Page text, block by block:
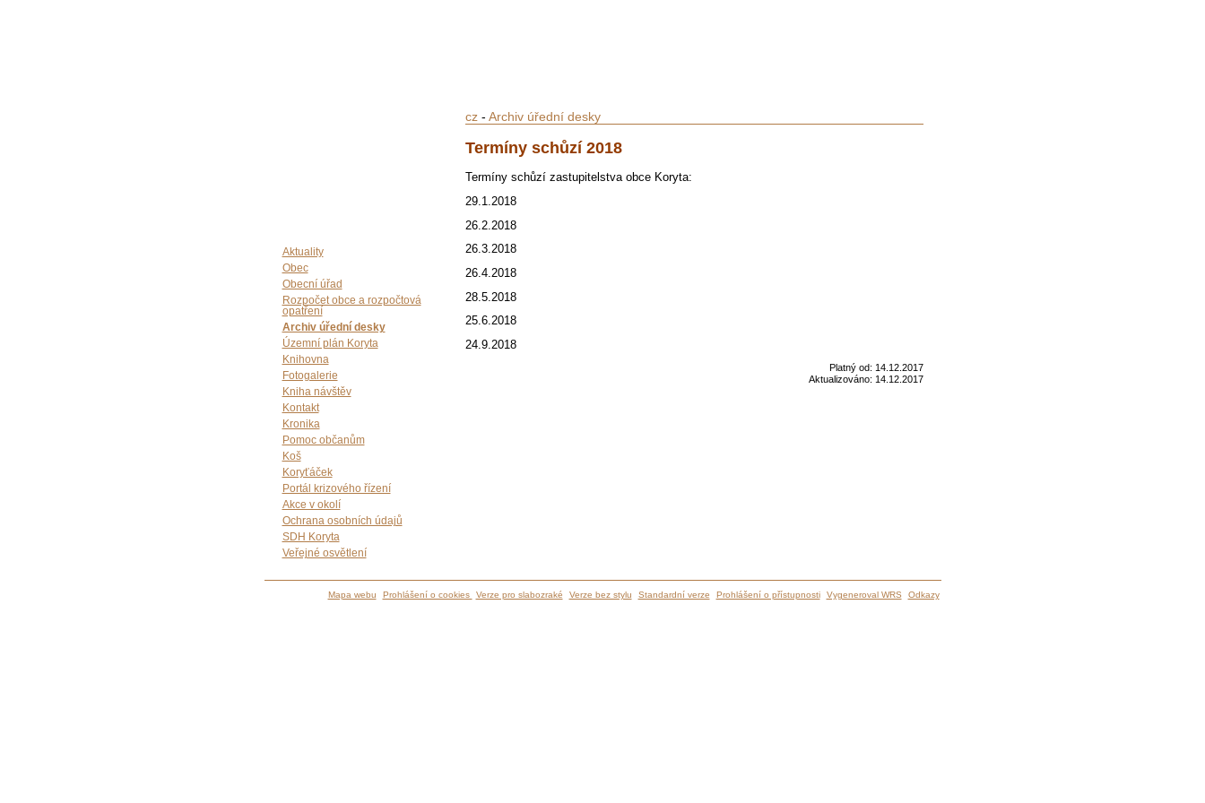
Aktuality
Obec
Obecní úřad
Rozpočet obce a rozpočtová
opatření
Archiv úřední desky
Územní plán Koryta
Knihovna
Fotogalerie
Kniha návštěv
Kontakt
Kronika
Pomoc občanům
Koš
Koryťáček
Portál krizového řízení
Akce v okolí
Ochrana osobních údajů
SDH Koryta
Veřejné osvětlení
cz- Archiv úřední desky
Termíny schůzí 2018
Termíny schůzí zastupitelstva obce Koryta:
29.1.2018
26.2.2018
26.3.2018
26.4.2018
28.5.2018
25.6.2018
24.9.2018
Platný od: 14.12.2017
Aktualizováno: 14.12.2017
Mapa webu Prohlášení o cookies Verze pro slabozraké Verze bez stylu Standardní verze Prohlášení o přístupnosti Vygeneroval WRS Odkazy